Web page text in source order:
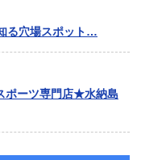
る穴場スポット…
ポーツ専門店★水納島